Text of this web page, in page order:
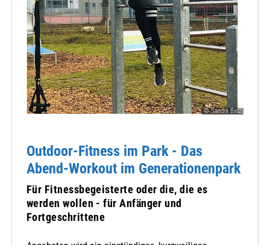
© Sandra Batz
Outdoor-Fitness im Park - Das
Abend-Workout im Generationenpark
Für Fitnessbegeisterte oder die, die es
werden wollen - für Anfänger und
Fortgeschrittene